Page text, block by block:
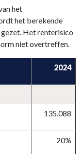
het
het berekende
Het renterisico
niet overtreffen.
2024
135.088
20%